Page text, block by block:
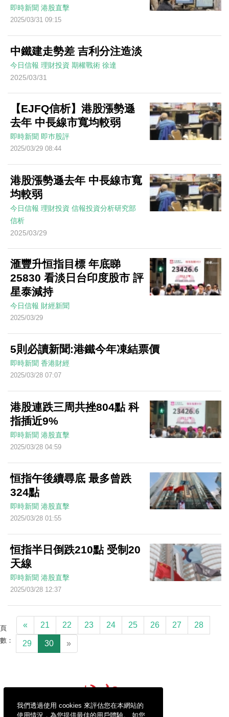
我們透過使用 cookies 來評估您在本網站的
使用情況，為您提供最佳的用戶體驗。 如您
即時新聞 港股直擊
2025/03/31 09:15
中鐵建走勢差 吉利分注造淡
今日信報 理財投資 期權戰術 徐達
2025/03/31
【EJFQ信析】港股漲勢遜
去年 中長線市寬均較弱
即時新聞 即巿股評
2025/03/29 08:44
港股漲勢遜去年 中長線市寬
均較弱
今日信報 理財投資 信報投資分析研究部
信析
2025/03/29
滙豐升恒指目標 年底睇
25830 看淡日台印度股市 評
星泰減持
今日信報 財經新聞
2025/03/29
5則必讀新聞:港鐵今年凍結票價
即時新聞 香港財經
2025/03/28 07:07
港股連跌三周共挫804點 科
指插近9%
即時新聞 港股直擊
2025/03/28 04:59
恒指午後續尋底 最多曾跌
324點
即時新聞 港股直擊
2025/03/28 01:55
恒指半日倒跌210點 受制20
天線
即時新聞 港股直擊
2025/03/28 12:37
頁
數：
« 21 22 23 24 25 26 27 28
29 30 »